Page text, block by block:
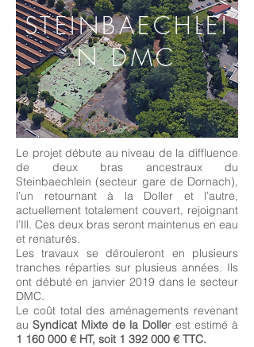
STEINBAECHLEI
N DMC
Le projet débute au niveau de la diffluence
de deux bras ancestraux du
Steinbaechlein (secteur gare de Dornach),
l’un retournant à la Doller et l’autre,
actuellement totalement couvert, rejoignant
l’Ill. Ces deux bras seront maintenus en eau
et renaturés.
Les travaux se dérouleront en plusieurs
tranches réparties sur plusieus années. Ils
ont débuté en janvier 2019 dans le secteur
DMC.
Le coût total des aménagements revenant
au Syndicat Mixte de la Doller est estimé à
1 160 000 € HT, soit 1 392 000 € TTC.